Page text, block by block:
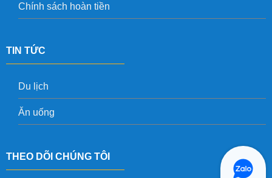
Chính sách hoàn tiền
TIN TỨC
Du lịch
Ăn uống
THEO DÕI CHÚNG TÔI